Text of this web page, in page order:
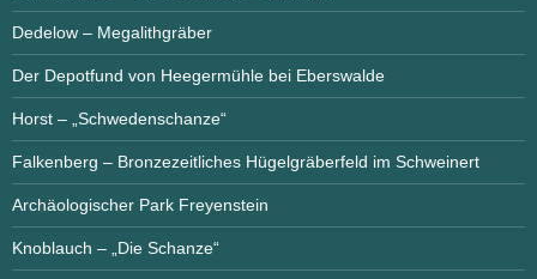
Dedelow – Megalithgräber
Der Depotfund von Heegermühle bei Eberswalde
Horst – „Schwedenschanze“
Falkenberg – Bronzezeitliches Hügelgräberfeld im Schweinert
Archäologischer Park Freyenstein
Knoblauch – „Die Schanze“